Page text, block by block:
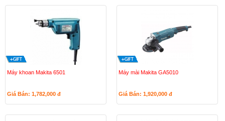
Máy khoan Makita 6501
Giá Bán: 1,782,000 đ
Máy mài Makita GA5010
Giá Bán: 1,920,000 đ